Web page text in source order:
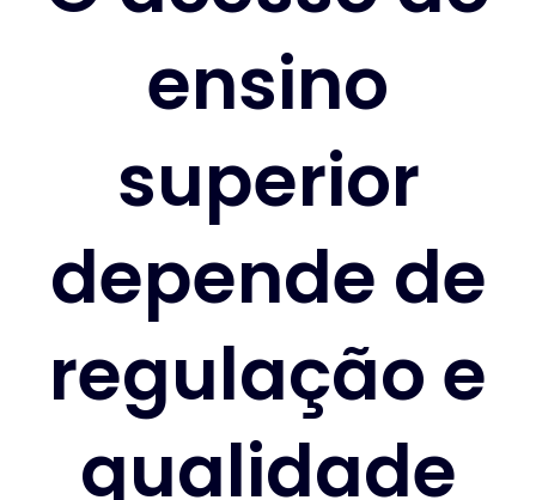
ensino
superior
depende de
regulação e
qualidade